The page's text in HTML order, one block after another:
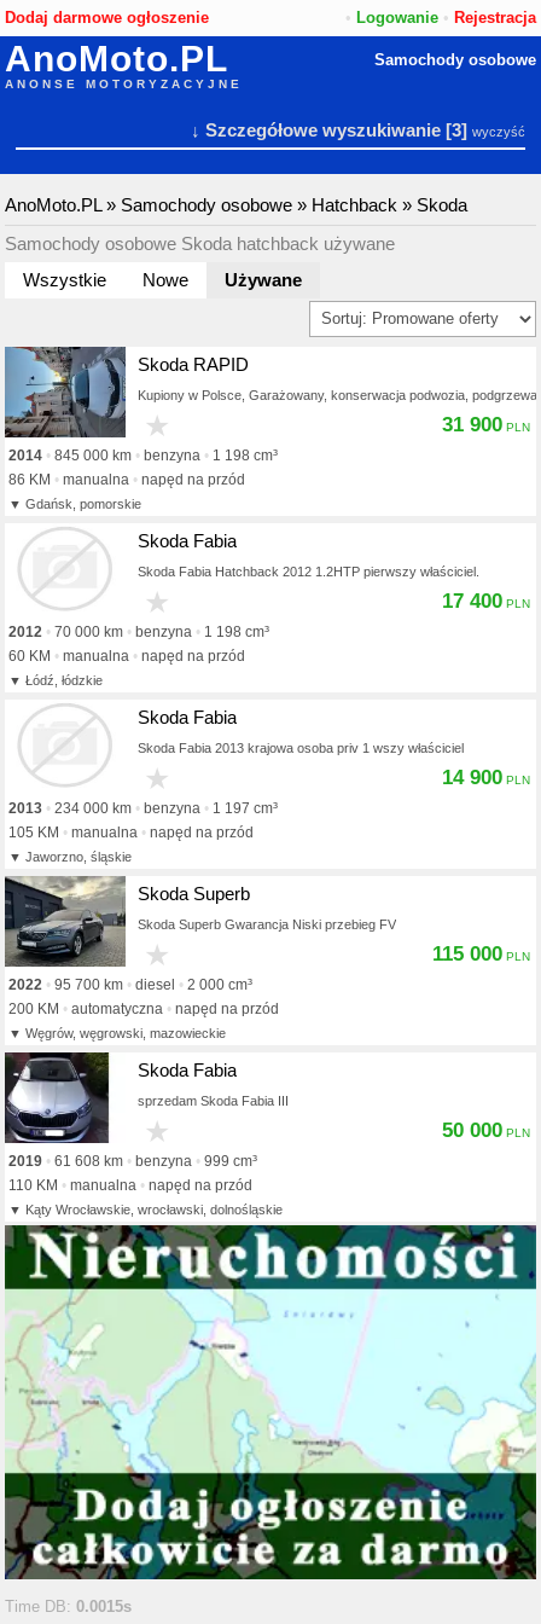
Dodaj darmowe ogłoszenie • Logowanie• Rejestracja
AnoMoto.PL
ANONSE MOTORYZACYJNE
Samochody osobowe
↓ Szczegółowe wyszukiwanie[3] wyczyść
AnoMoto.PL» Samochody osobowe » Hatchback » Skoda
Samochody osobowe Skoda hatchback używane
Wszystkie
Nowe Używane
Skoda RAPID
Kupiony w Polsce, Garażowany, konserwacja podwozia,
2014 845 000 km benzyna
1 198 cm³
86 KM
manualna napęd na przód
Gdańsk, pomorskie
31 900
Skoda Fabia
Skoda Fabia Hatchback 2012 1.2HTP pierwszy właściciel.
2012 70 000 km benzyna
1 198 cm³
60 KM
manualna napęd na przód
Łódź, łódzkie
17 400
Skoda Fabia
Skoda Fabia 2013 krajowa osoba priv 1 wszy właściciel
2013 234 000 km benzyna
1 197 cm³
105 KM
manualna napęd na przód
Jaworzno, śląskie
14 900
Skoda Superb
Skoda Superb Gwarancja Niski przebieg FV
2022 95 700 km diesel
2 000 cm³
200 KM
automatyczna napęd na przód
Węgrów, węgrowski, mazowieckie
115 000
Skoda Fabia
sprzedam Skoda Fabia III
2019 61 608 km benzyna
999 cm³
110 KM
manualna napęd na przód
Kąty Wrocławskie, wrocławski, dolnośląskie
50 000
Time DB:0.0015s